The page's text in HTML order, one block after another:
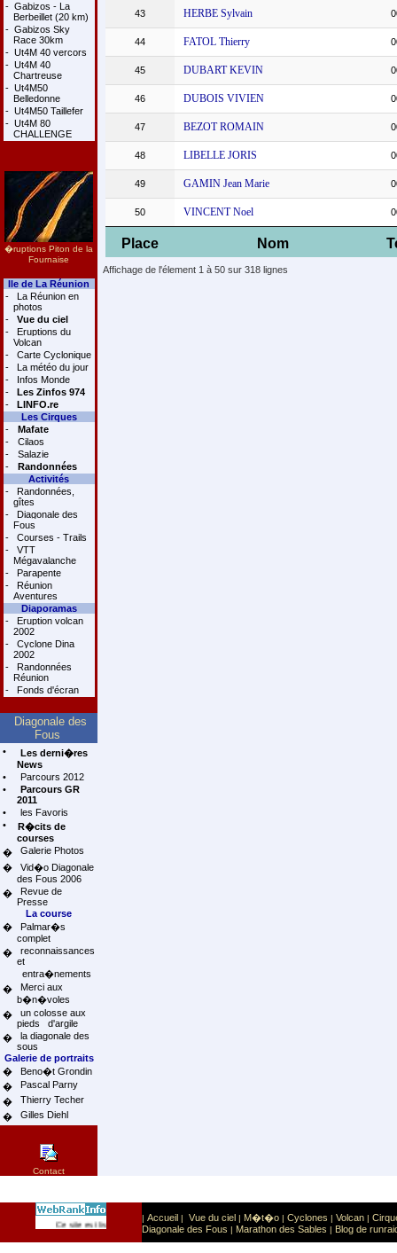
- Gabizos - La
Berbeillet (20 km)
- Gabizos Sky
Race 30km
- Ut4M 40 vercors
- Ut4M 40
Chartreuse
- Ut4M50
Belledonne
- Ut4M50 Taillefer
- Ut4M 80
CHALLENGE
�ruptions Piton de la
Fournaise
Ile de La Réunion
-
La Réunion en
photos
-
Vue du ciel
-
Eruptions du
Volcan
-
Carte Cyclonique
-
La météo du jour
-
Infos Monde
-
Les Zinfos 974
-
LINFO.re
Les Cirques
-
Mafate
-
Cilaos
-
Salazie
-
Randonnées
Activités
-
Randonnées,
gîtes
-
Diagonale des
Fous
-
Courses - Trails
-
VTT
Mégavalanche
-
Parapente
-
Réunion
Aventures
Diaporamas
-
Eruption volcan
2002
-
Cyclone Dina
2002
-
Randonnées
Réunion
-
Fonds d'écran
Diagonale des
Fous
•
Les derni�res
News
•
Parcours 2012
•
Parcours GR
2011
•
les Favoris
•
R�cits de
courses
�
Galerie Photos
�
Vid�o Diagonale
des Fous 2006
�
Revue de
Presse
La course
�
Palmar�s
complet
�
reconnaissances
et
entra�nements
�
Merci aux
b�n�voles
�
un colosse aux
pieds d'argile
�
la diagonale des
sous
Galerie de portraits
�
Beno�t Grondin
�
Pascal Parny
�
Thierry Techer
�
Gilles Diehl
Contact
Place Nom
43 HERBE Sylvain
44 FATOL Thierry
45 DUBART KEVIN
46 DUBOIS VIVIEN
47 BEZOT ROMAIN
48 LIBELLE JORIS
49 GAMIN Jean Marie
50 VINCENT Noel
Affichage de l'élement 1 à 50 sur 318 lignes
Ce site est list� dans la cat�gorie Sport: Sports extr�mes
| Accueil | Vue du ciel | M�t�o | Cyclones | Volcan |
Diagonale des Fous | Marathon des Sables | Blog de